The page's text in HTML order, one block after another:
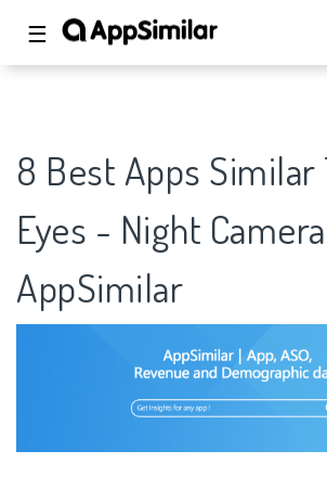
☰
8 Best Apps Similar
Eyes - Night Camera
AppSimilar